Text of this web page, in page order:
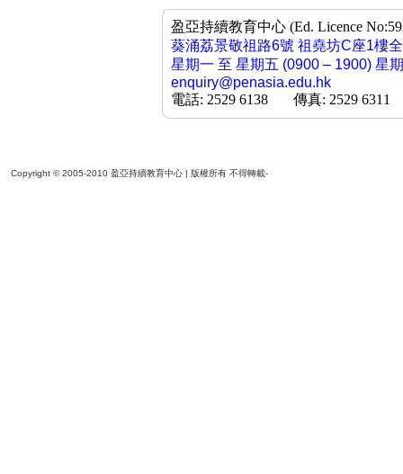
盈亞持續教育中心 (Ed. Licence
葵涌荔景敬祖路6號 祖堯坊C座1樓
星期一 至 星期五 (0900 – 1900) 星
enquiry@penasia.edu.hk
電話: 2529 6138 傳真: 2529 6311
Copyright © 2005-2010 盈亞持續教育中心 | 版權所有 不得轉載-